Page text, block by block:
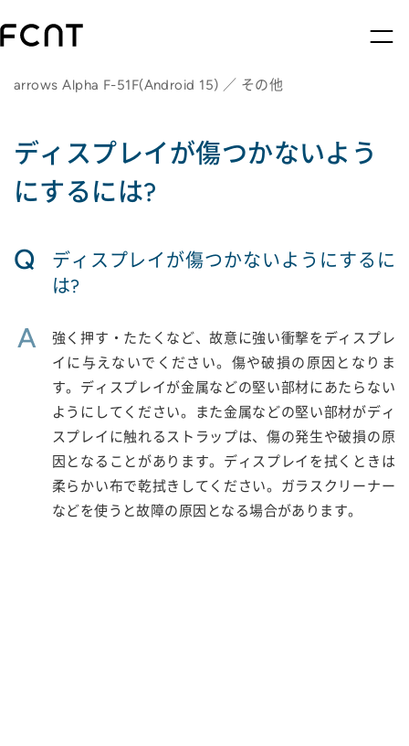
arrows Alpha F-51F(Android 15) ／ その他
ディスプレイが傷つかないよう
にするには?
Q
ディスプレイが傷つかないようにするに
は?
A
強く押す・たたくなど、故意に強い衝撃をディスプレ
イに与えないでください。傷や破損の原因となりま
す。ディスプレイが金属などの堅い部材にあたらない
ようにしてください。また金属などの堅い部材がディ
スプレイに触れるストラップは、傷の発生や破損の原
因となることがあります。ディスプレイを拭くときは
柔らかい布で乾拭きしてください。ガラスクリーナー
などを使うと故障の原因となる場合があります。